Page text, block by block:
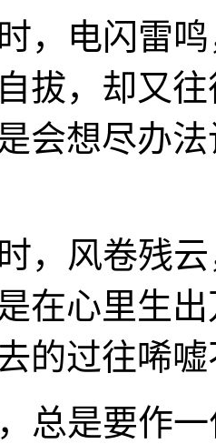
，电闪雷鸣
拔，却又
会想尽办
，风卷残云
在心里生
的过往唏
总是要作一